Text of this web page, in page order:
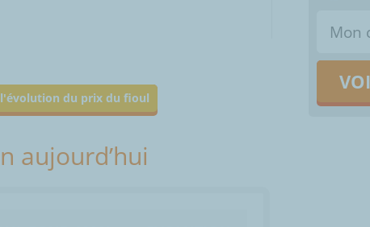
l'évolution du prix du fioul
aujourd’hui